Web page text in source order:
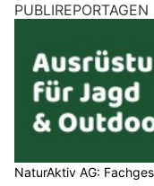
PUBLIREPORTAGEN
NaturAktiv AG: